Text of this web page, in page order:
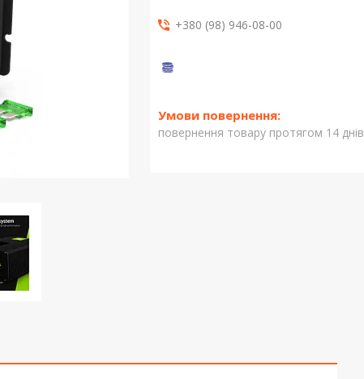
+380 (98) 946-08-00
повернення товару протягом 14 днів